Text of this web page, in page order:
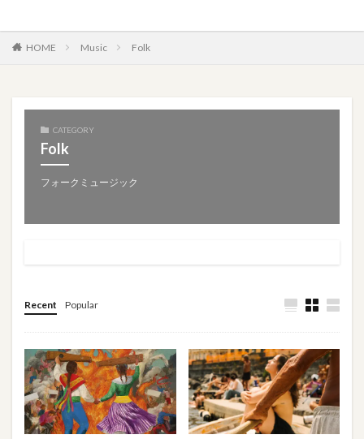
HOME Music Folk
CATEGORY
Folk
フォークミュージック
Recent Popular